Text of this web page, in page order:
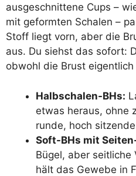
ausgeschnittene Cups –
mit geformten Schalen –
Stoff liegt vorn, aber die
aus. Du siehst das sofort:
obwohl die Brust
Halbschalen-BHs:
etwas heraus, ohne
runde, hoch
Soft-BHs mit
Bügel, aber seitliche
hält das Gewebe in